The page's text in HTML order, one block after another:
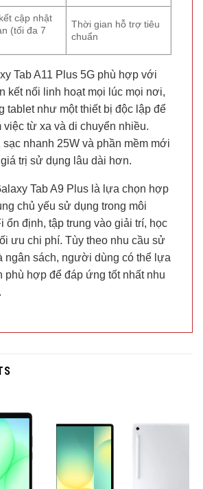
cập nhật
(tối đa 7
Thời gian hỗ trợ tiêu
chuẩn
Tab A11 Plus 5G phù hợp với
kết nối linh hoạt mọi lúc mọi nơi,
tablet như một thiết bị độc lập để
việc từ xa và di chuyển nhiều.
nhanh 25W và phần mềm mới
trị sử dụng lâu dài hơn.
Tab A9 Plus là lựa chọn hợp
chủ yếu sử dụng trong môi
ổn định, tập trung vào giải trí, học
ưu chi phí. Tùy theo nhu cầu sử
ngân sách, người dùng có thể lựa
phù hợp để đáp ứng tốt nhất nhu